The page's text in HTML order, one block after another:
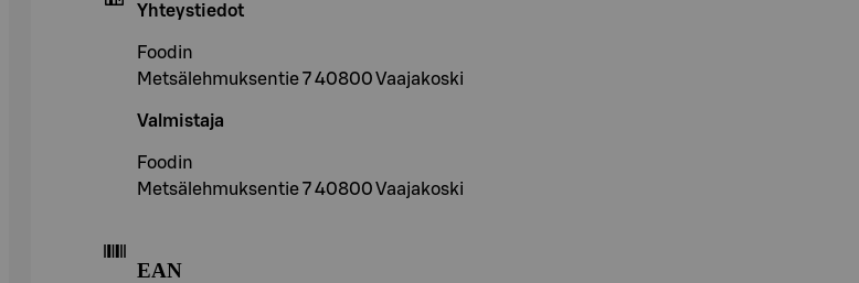
Yhteystiedot
Foodin
Metsälehmuksentie 7 40800 Vaajakoski
Valmistaja
Foodin
Metsälehmuksentie 7 40800 Vaajakoski
EAN